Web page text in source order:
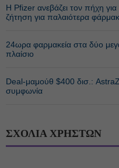
Η Pfizer ανεβάζει τον πήχη
ζήτηση για παλαιότερα
24ωρα φαρμακεία στα δύο
πλαίσιο
Deal-μαμούθ $400 δισ.:
συμφωνία
ΣΧΟΛΙΑ ΧΡΗΣΤΩΝ